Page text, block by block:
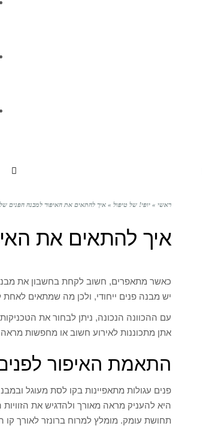
ראשי » יופי! של טיפול » איך להתאים את האיפור למבנה הפנים
איך להתאים את
כאשר מתאפרים, חשוב לקחת בחשבון את
יש מבנה פנים ייחודי, ולכן מה שמתאים
עם ההכוונה הנכונה, ניתן לבחור את
אתן מתכוננות לאירוע חשוב או מחפשות מראה
התאמת האיפור
פנים עגולות מתאפיינות בקו לסת מעוגל
היא להעניק מראה מאורך ולהדגיש את
תחושת עומק. מומלץ למרוח ברונזר לאורך